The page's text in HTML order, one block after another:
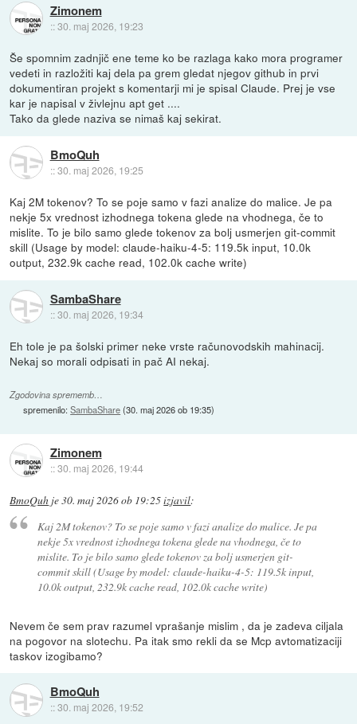
Zimonem
::30. maj 2026, 19:23
Še spomnim zadnjič ene teme ko be razlaga kako mora programer
vedeti in razložiti kaj dela pa grem gledat njegov github in prvi
dokumentiran projekt s komentarji mi je spisal Claude. Prej je vse
kar je napisal v živlejnu apt get ....
Tako da glede naziva se nimaš kaj sekirat.
BmoQuh
::30. maj 2026, 19:25
Kaj 2M tokenov? To se poje samo v fazi analize do malice. Je pa
nekje 5x vrednost izhodnega tokena glede na vhodnega, če to
mislite. To je bilo samo glede tokenov za bolj usmerjen git-commit
skill (Usage by model: claude-haiku-4-5: 119.5k input, 10.0k
output, 232.9k cache read, 102.0k cache write)
SambaShare
::30. maj 2026, 19:34
Eh tole je pa šolski primer neke vrste računovodskih mahinacij.
Nekaj so morali odpisati in pač AI nekaj.
Zgodovina sprememb…
spremenilo:SambaShare(30. maj 2026 ob 19:35)
Zimonem
::30. maj 2026, 19:44
BmoQuh je30. maj 2026 ob 19:25izjavil:
Kaj 2M tokenov? To se poje samo v fazi analize do malice. Je pa
nekje 5x vrednost izhodnega tokena glede na vhodnega, če to
mislite. To je bilo samo glede tokenov za bolj usmerjen git-
commit skill (Usage by model: claude-haiku-4-5: 119.5k input,
10.0k output, 232.9k cache read, 102.0k cache write)
Nevem če sem prav razumel vprašanje mislim , da je zadeva ciljala
na pogovor na slotechu. Pa itak smo rekli da se Mcp avtomatizaciji
taskov izogibamo?
BmoQuh
::30. maj 2026, 19:52